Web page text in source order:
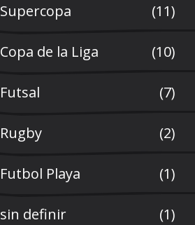
Supercopa (11)
Copa de la Liga (10)
Futsal (7)
Rugby (2)
Futbol Playa (1)
sin definir (1)